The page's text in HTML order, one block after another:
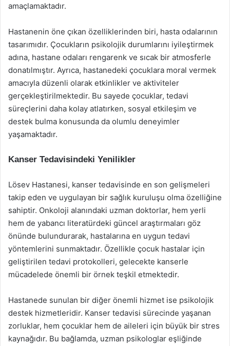
amaçlamaktadır.
Hastanenin öne çıkan özelliklerinden biri, hasta odalarının
tasarımıdır. Çocukların psikolojik durumlarını iyileştirmek
adına, hastane odaları rengarenk ve sıcak bir atmosferle
donatılmıştır. Ayrıca, hastanedeki çocuklara moral vermek
amacıyla düzenli olarak etkinlikler ve aktiviteler
gerçekleştirilmektedir. Bu sayede çocuklar, tedavi
süreçlerini daha kolay atlatırken, sosyal etkileşim ve
destek bulma konusunda da olumlu deneyimler
yaşamaktadır.
Kanser Tedavisindeki Yenilikler
Lösev Hastanesi, kanser tedavisinde en son gelişmeleri
takip eden ve uygulayan bir sağlık kuruluşu olma özelliğine
sahiptir. Onkoloji alanındaki uzman doktorlar, hem yerli
hem de yabancı literatürdeki güncel araştırmaları göz
önünde bulundurarak, hastalarına en uygun tedavi
yöntemlerini sunmaktadır. Özellikle çocuk hastalar için
geliştirilen tedavi protokolleri, gelecekte kanserle
mücadelede önemli bir örnek teşkil etmektedir.
Hastanede sunulan bir diğer önemli hizmet ise psikolojik
destek hizmetleridir. Kanser tedavisi sürecinde yaşanan
zorluklar, hem çocuklar hem de aileleri için büyük bir stres
kaynağıdır. Bu bağlamda, uzman psikologlar eşliğinde